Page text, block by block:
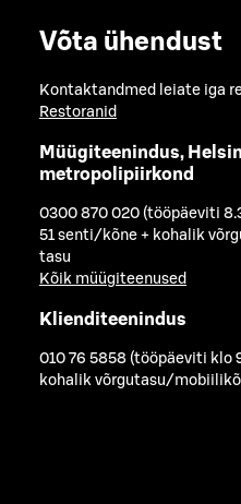
Võta ühendust
Kontaktandmed leiate iga
Restoranid
Müügiteenindus,
metropolipiirkond
0300 870 020 (tööpäeviti
51 senti/kõne + kohalik
tasu
Kõik müügiteenused
Klienditeenindus
010 76 5858 (tööpäeviti klo
kohalik võrgutasu/